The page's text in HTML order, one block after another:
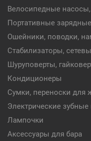
Велосипедные
Портативные
Ошейники, поводки,
Стабилизаторы,
Шуруповерты,
Кондиционеры
Сумки, переноски для
Электрические
Лампочки
Аксессуары для бара